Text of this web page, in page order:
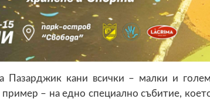
Пазарджик кани всички – малки и
– на едно специално събитие,